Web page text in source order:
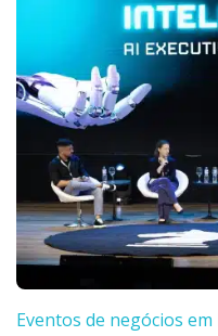
Eventos de negócios